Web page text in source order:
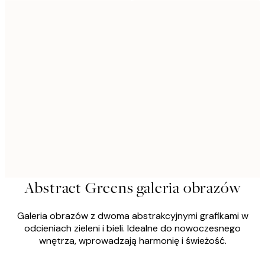
Abstract Greens galeria obrazów
Galeria obrazów z dwoma abstrakcyjnymi grafikami w
odcieniach zieleni i bieli. Idealne do nowoczesnego
wnętrza, wprowadzają harmonię i świeżość.